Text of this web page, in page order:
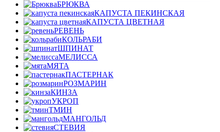
БРЮКВА
КАПУСТА ПЕКИНСКАЯ
КАПУСТА ЦВЕТНАЯ
РЕВЕНЬ
КОЛЬРАБИ
ШПИНАТ
МЕЛИССА
МЯТА
ПАСТЕРНАК
РОЗМАРИН
КИНЗА
УКРОП
ТМИН
МАНГОЛЬД
СТЕВИЯ